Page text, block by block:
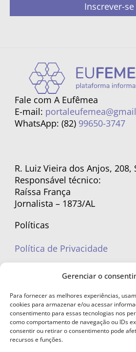
Gerenciar o
Para fornecer as melhores experiências,
cookies para armazenar e/ou acessar
consentimento para essas tecnologias nos
como comportamento de navegação ou IDs
consentir ou retirar o consentimento pode
recursos e funções.
Inscrever-se
Fale com A Eufêmea
E-mail:
WhatsApp: (82) 99650-3747
R. Luiz Vieira dos Anjos, 208,
Responsável técnico:
Raíssa França
Jornalista – 1873/AL
Políticas
Política de Privacidade
Políticas de Cookies